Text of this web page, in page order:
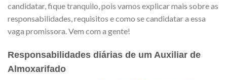
candidatar, fique tranquilo, pois vamos explicar mais sobre as
responsabilidades, requisitos e como se candidatar a essa
vaga promissora. Vem com a gente!
Responsabilidades diárias de um Auxiliar de
Almoxarifado